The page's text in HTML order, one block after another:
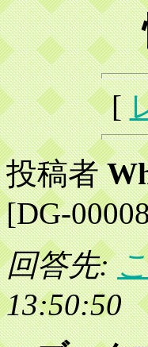
[
投稿者
[DG-
回答先:
13:50:50